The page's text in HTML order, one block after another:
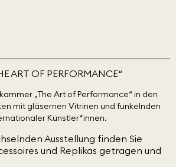
ART OF PERFORMANCE“
Ausstellung finden Sie
und Replikas getragen und